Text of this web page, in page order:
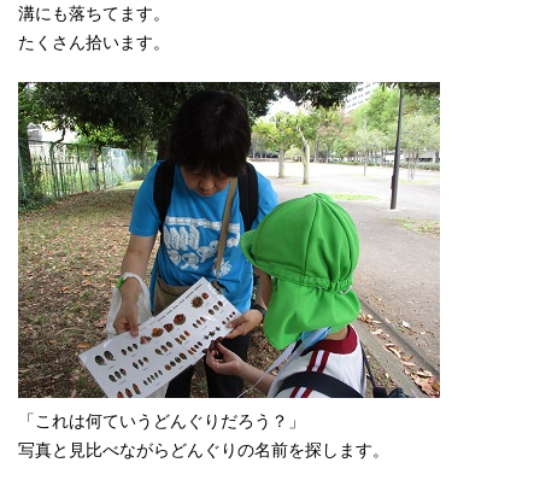
溝にも落ちてます。
たくさん拾います。
「これは何ていうどんぐりだろう？」
写真と見比べながらどんぐりの名前を探します。